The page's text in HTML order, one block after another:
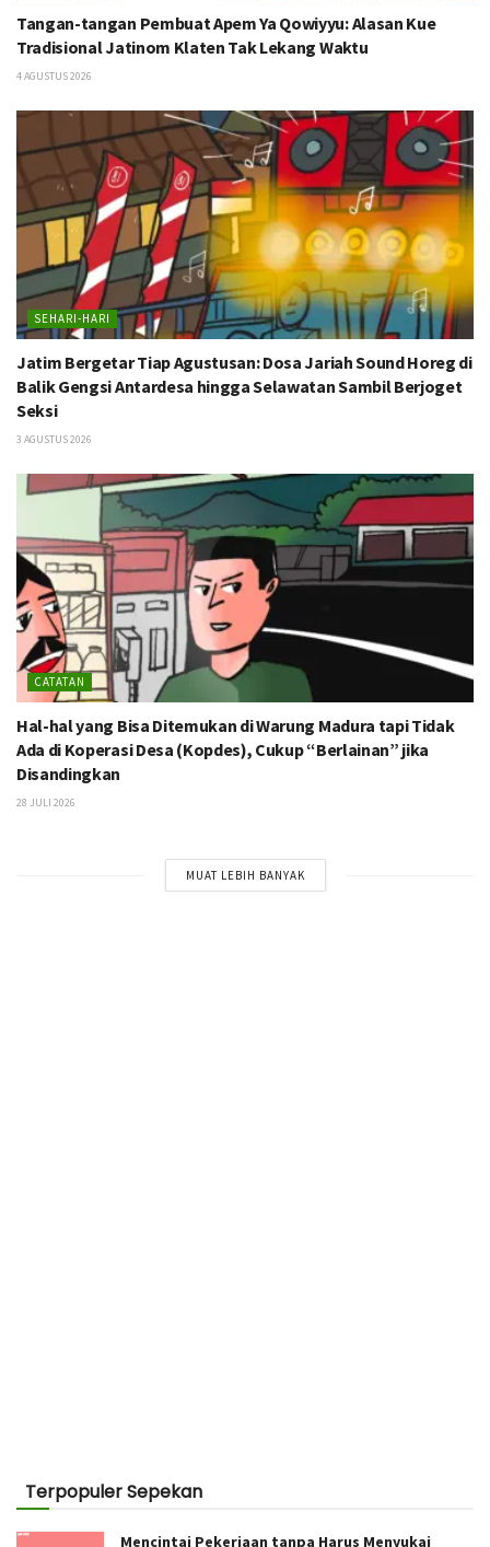
Tangan-tangan Pembuat Apem Ya Qowiyyu: Alasan Kue
Tradisional Jatinom Klaten Tak Lekang Waktu
4 AGUSTUS 2026
SEHARI-HARI
Jatim Bergetar Tiap Agustusan: Dosa Jariah Sound Horeg di
Balik Gengsi Antardesa hingga Selawatan Sambil Berjoget
Seksi
3 AGUSTUS 2026
CATATAN
Hal-hal yang Bisa Ditemukan di Warung Madura tapi Tidak
Ada di Koperasi Desa (Kopdes), Cukup “Berlainan” jika
Disandingkan
28 JULI 2026
MUAT LEBIH BANYAK
Terpopuler Sepekan
Mencintai Pekerjaan tanpa Harus Menyukai